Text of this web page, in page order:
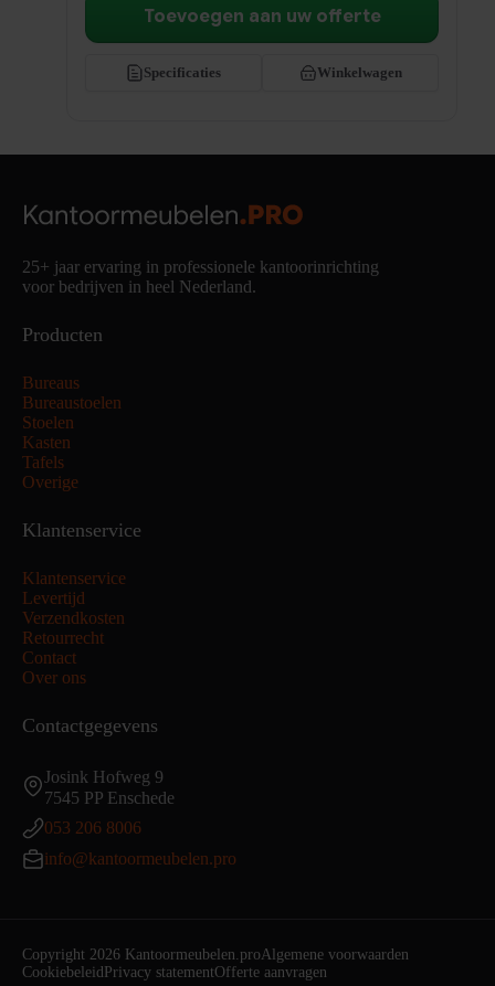
Specificaties Winkelwagen
Toevoegen aan uw offerte
25+ jaar ervaring in professionele kantoorinrichting
voor bedrijven in heel Nederland.
Producten
Bureaus
Bureaustoelen
Stoelen
Kasten
Tafels
Overige
Klantenservice
Klantenservice
Levertijd
Verzendkosten
Retourrecht
Contact
Over ons
Contactgegevens
Josink Hofweg 9
7545 PP Enschede
053 206 8006
info@kantoormeubelen.pro
Copyright 2026 Kantoormeubelen.proAlgemene voorwaarden
Cookiebeleid Privacy statementOfferte aanvragen